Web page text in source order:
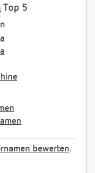
Top 5
bewerten.